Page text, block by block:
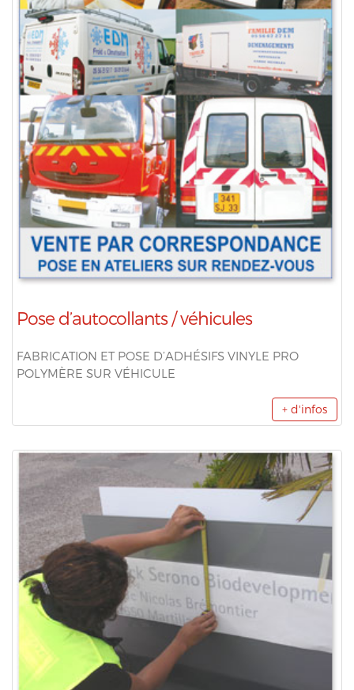
Pose d’autocollants / véhicules
FABRICATION ET POSE D’ADHÉSIFS VINYLE PRO
POLYMÈRE SUR VÉHICULE
+ d'infos